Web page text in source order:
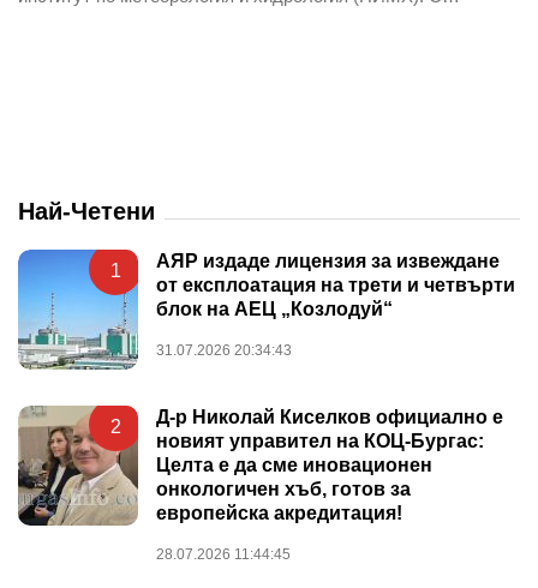
Най-Четени
1
АЯР издаде лицензия за извеждане
от експлоатация на трети и четвърти
блок на АЕЦ „Козлодуй“
31.07.2026 20:34:43
2
Д-р Николай Киселков официално е
новият управител на КОЦ-Бургас:
Целта е да сме иновационен
онкологичен хъб, готов за
европейска акредитация!
28.07.2026 11:44:45